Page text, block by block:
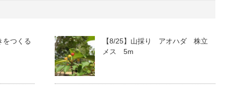
をつくる
【8/25】山採り アオハダ 株立
メス 5m